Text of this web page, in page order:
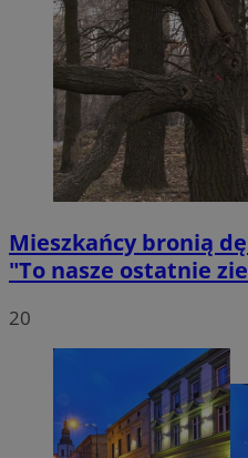
Mieszkańcy bronią
"To nasze ostatnie
20